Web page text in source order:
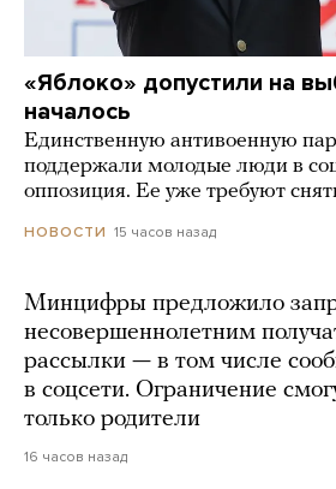
«Яблоко» допустили на
началось
Единственную антивоенную
поддержали молодые люди в
оппозиция. Ее уже требуют
НОВОСТИ 15 часов назад
Минцифры предложило
несовершеннолетним
рассылки — в том числе
в соцсети. Ограничение
только родители
16 часов назад